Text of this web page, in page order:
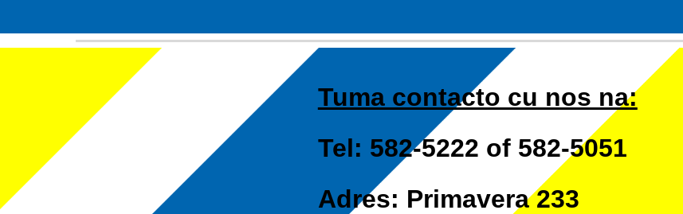
Tuma contacto cu nos na:
Tel: 582-5222 of582-5051
Adres: Primavera 233